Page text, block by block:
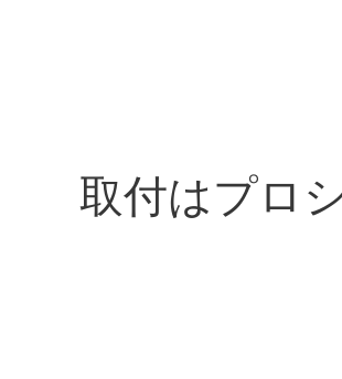
取付はプロ